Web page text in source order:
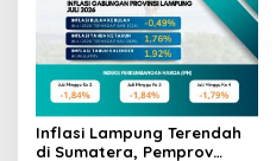
Inflasi Lampung Terendah
di Sumatera, Pemprov